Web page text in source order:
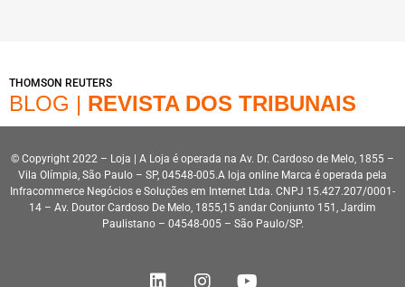
THOMSON REUTERS
BLOG | REVISTA DOS TRIBUNAIS
© Copyright 2022 – Loja | A Loja é operada na Av. Dr. Cardoso de Melo, 1855 –
Vila Olímpia, São Paulo – SP, 04548-005.A loja online Marca é operada pela
Infracommerce Negócios e Soluções em Internet Ltda. CNPJ 15.427.207/0001-
14 – Av. Doutor Cardoso De Melo, 1855,15 andar Conjunto 151, Jardim
Paulistano – 04548-005 – São Paulo/SP.